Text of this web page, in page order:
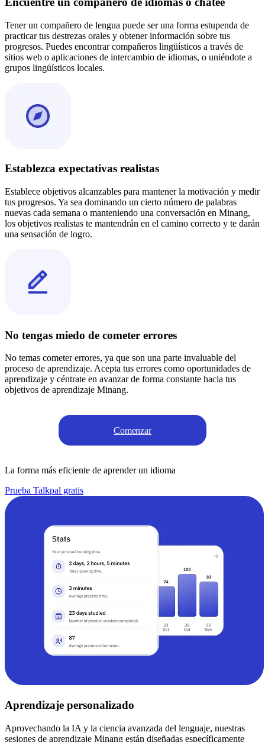
Tener un compañero de lengua puede ser una forma estupenda de
practicar tus destrezas orales y obtener información sobre tus
progresos. Puedes encontrar compañeros lingüísticos a través de
sitios web o aplicaciones de intercambio de idiomas, o uniéndote a
grupos lingüísticos locales.
Establezca expectativas realistas
Establece objetivos alcanzables para mantener la motivación y medir
tus progresos. Ya sea dominando un cierto número de palabras
nuevas cada semana o manteniendo una conversación en Minang,
los objetivos realistas te mantendrán en el camino correcto y te darán
una sensación de logro.
No tengas miedo de cometer errores
No temas cometer errores, ya que son una parte invaluable del
proceso de aprendizaje. Acepta tus errores como oportunidades de
aprendizaje y céntrate en avanzar de forma constante hacia tus
objetivos de aprendizaje Minang.
Comenzar
La forma más eficiente de aprender un idioma
Prueba Talkpal gratis
Aprendizaje personalizado
Aprovechando la IA y la ciencia avanzada del lenguaje, nuestras
sesiones de aprendizaje Minang están diseñadas específicamente